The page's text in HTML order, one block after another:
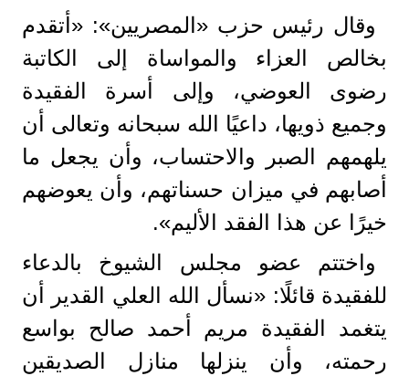
وقال رئيس حزب «المصريين»: «أتقدم
بخالص العزاء والمواساة إلى الكاتبة
رضوى العوضي، وإلى أسرة الفقيدة
وجميع ذويها، داعيًا الله سبحانه وتعالى أن
يلهمهم الصبر والاحتساب، وأن يجعل ما
أصابهم في ميزان حسناتهم، وأن يعوضهم
خيرًا عن هذا الفقد الأليم».
واختتم عضو مجلس الشيوخ بالدعاء
للفقيدة قائلًا: «نسأل الله العلي القدير أن
يتغمد الفقيدة مريم أحمد صالح بواسع
رحمته، وأن ينزلها منازل الصديقين